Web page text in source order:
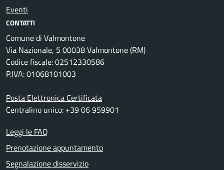
Eventi
CONTATTI
Comune di Valmontone
Via Nazionale, 5 00038 Valmontone (RM)
Codice fiscale: 02512330586
P.IVA: 01068101003
Posta Elettronica Certificata
Centralino unico: +39 06 959901
Leggi le FAQ
Prenotazione appuntamento
Segnalazione disservizio